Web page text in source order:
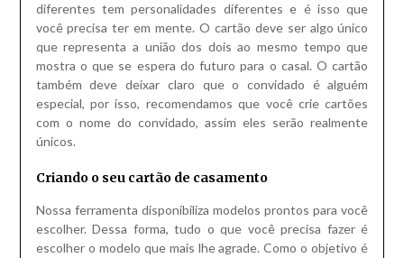
diferentes tem personalidades diferentes e é isso que
você precisa ter em mente. O cartão deve ser algo único
que representa a união dos dois ao mesmo tempo que
mostra o que se espera do futuro para o casal. O cartão
também deve deixar claro que o convidado é alguém
especial, por isso, recomendamos que você crie cartões
com o nome do convidado, assim eles serão realmente
únicos.
Criando o seu cartão de casamento
Nossa ferramenta disponibiliza modelos prontos para você
escolher. Dessa forma, tudo o que você precisa fazer é
escolher o modelo que mais lhe agrade. Como o objetivo é